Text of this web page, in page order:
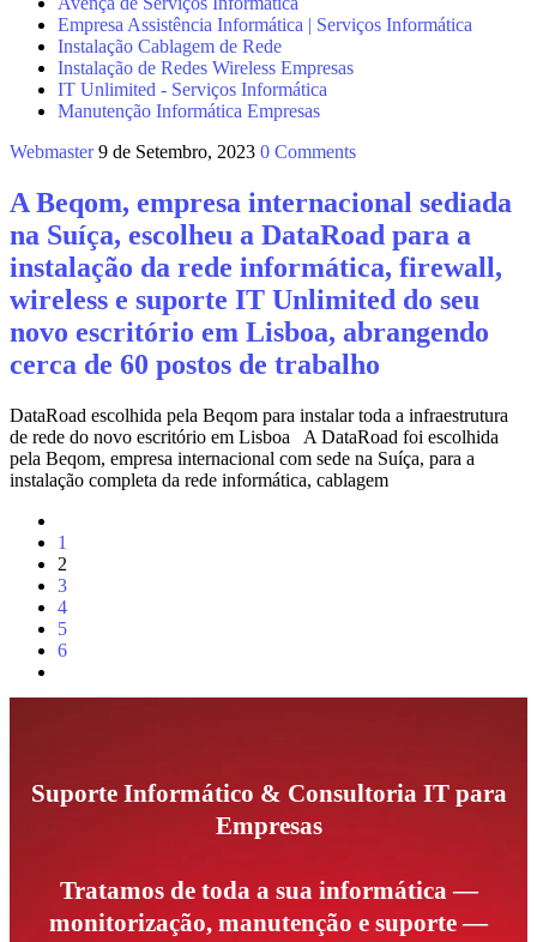
Empresa Assistência Informática | Serviços Informática
Instalação Cablagem de Rede
Instalação de Redes Wireless Empresas
IT Unlimited - Serviços Informática
Manutenção Informática Empresas
Webmaster 9 de Setembro, 2023 0 Comments
A Beqom, empresa internacional sediada
na Suíça, escolheu a DataRoad para a
instalação da rede informática, firewall,
wireless e suporte IT Unlimited do seu
novo escritório em Lisboa, abrangendo
cerca de 60 postos de trabalho
DataRoad escolhida pela Beqom para instalar toda a infraestrutura
de rede do novo escritório em Lisboa A DataRoad foi escolhida
pela Beqom, empresa internacional com sede na Suíça, para a
instalação completa da rede informática, cablagem
1
2
3
4
5
6
Suporte Informático & Consultoria IT para
Empresas
Tratamos de toda a sua informática —
monitorização, manutenção e suporte —